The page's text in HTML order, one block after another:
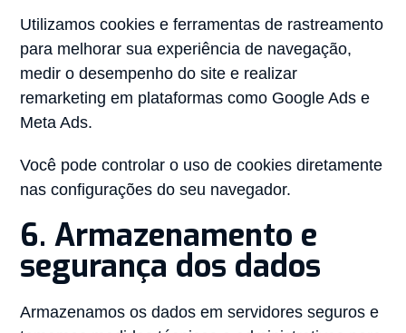
Utilizamos cookies e ferramentas de rastreamento
para melhorar sua experiência de navegação,
medir o desempenho do site e realizar
remarketing em plataformas como Google Ads e
Meta Ads.
Você pode controlar o uso de cookies diretamente
nas configurações do seu navegador.
6. Armazenamento e
segurança dos dados
Armazenamos os dados em servidores seguros e